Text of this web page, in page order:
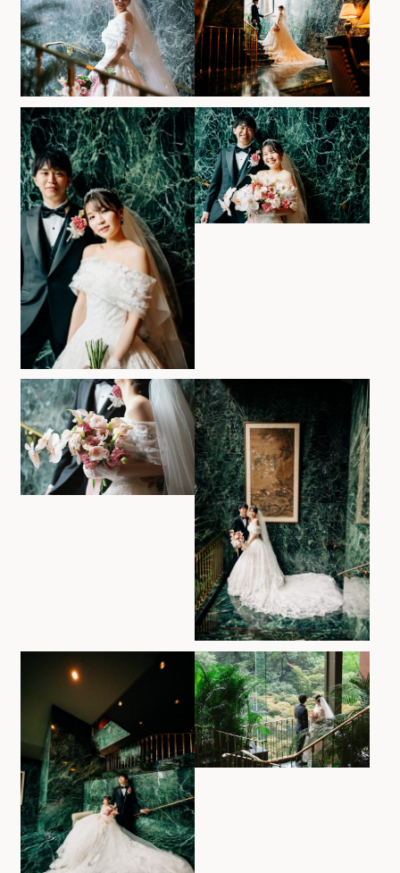
運営会社情報 プライバシーポリシー